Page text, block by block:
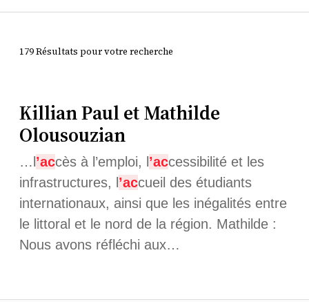
179 Résultats pour votre recherche
Killian Paul et Mathilde
Olousouzian
…l ’accès à l’emploi, l ’accessibilité et les
infrastructures, l ’accueil des étudiants
internationaux, ainsi que les inégalités entre
le littoral et le nord de la région. Mathilde :
Nous avons réfléchi aux…